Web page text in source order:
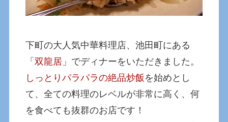
下町の大人気中華料理店、池田町にある
「双龍居 」でディナーをいただきました。
しっとりパラパラの絶品炒飯 を始めとし
て、全ての料理のレベルが非常に高く、何
を食べても抜群のお店です！